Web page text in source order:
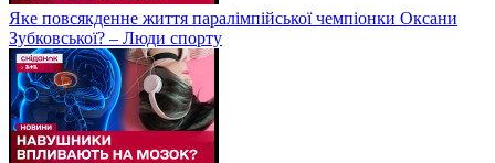
Яке повсякденне життя паралімпійської чемпіонки Оксани
Зубковської? – Люди спорту